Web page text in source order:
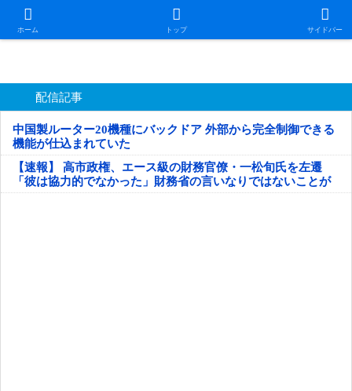
ホーム トップ サイドバー
日本第一！ニュース録
配信記事
中国製ルーター20機種にバックドア 外部から完全制御できる
機能が仕込まれていた
【速報】 高市政権、エース級の財務官僚・一松旬氏を左遷
「彼は協力的でなかった」財務省の言いなりではないことが
判明